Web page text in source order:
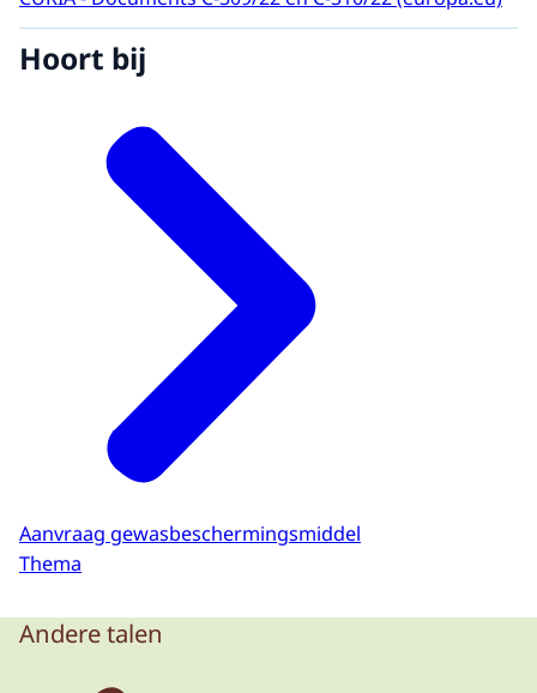
Hoort bij
Aanvraag gewasbeschermingsmiddel
Thema
Andere talen